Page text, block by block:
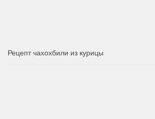
Рецепт чахохбили из курицы